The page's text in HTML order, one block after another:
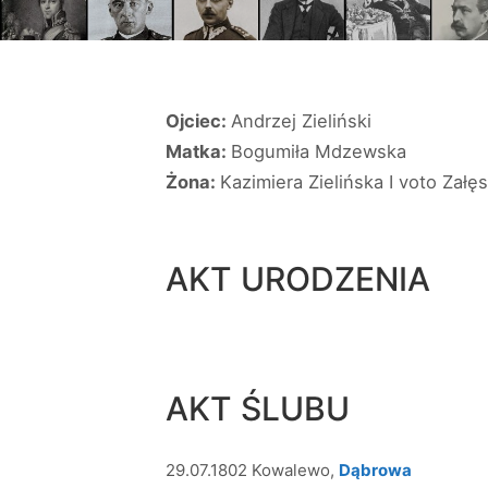
Ojciec: Andrzej Zieliński
Matka: Bogumiła Mdzewska
Żona: Kazimiera Zielińska I voto
AKT URODZENIA
AKT ŚLUBU
29.07.1802 Kowalewo, Dąbrowa